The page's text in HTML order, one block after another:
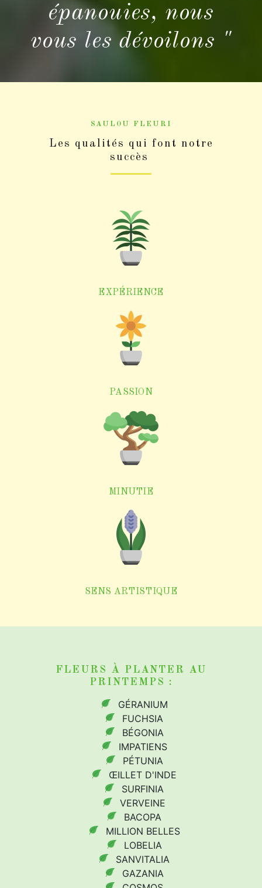
épanouies, nous
vous les dévoilons "
SAULOU FLEURI
Les qualités qui font notre
succès
EXPÉRIENCE
PASSION
MINUTIE
SENS ARTISTIQUE
FLEURS À PLANTER AU
PRINTEMPS :
GÉRANIUM
FUCHSIA
BÉGONIA
IMPATIENS
PÉTUNIA
ŒILLET D'INDE
SURFINIA
VERVEINE
BACOPA
MILLION BELLES
LOBELIA
SANVITALIA
GAZANIA